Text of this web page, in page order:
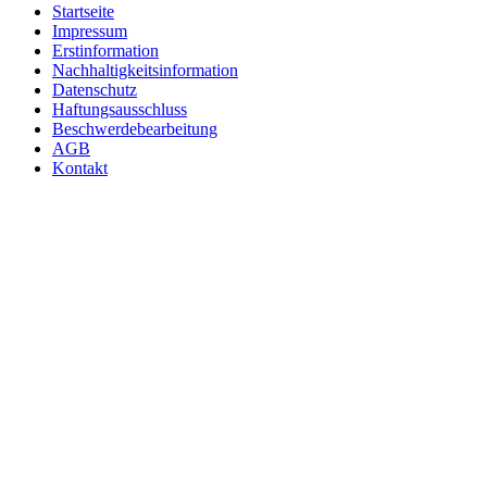
Startseite
Impressum
Erstinformation
Nachhaltigkeitsinformation
Datenschutz
Haftungsausschluss
Beschwerdebearbeitung
AGB
Kontakt